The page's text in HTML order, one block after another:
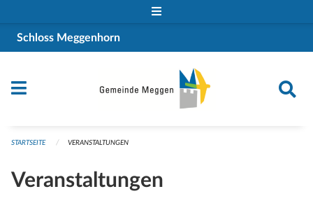
Schloss Meggenhorn
STARTSEITE VERANSTALTUNGEN
Veranstaltungen